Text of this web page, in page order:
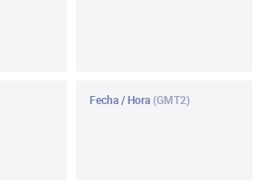
Fecha / Hora (GMT2)